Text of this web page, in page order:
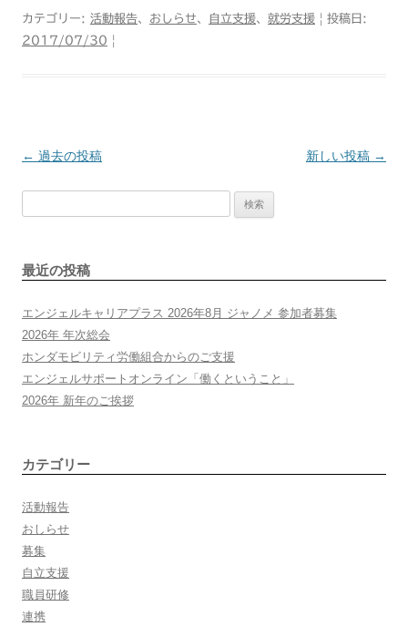
カテゴリー: 活動報告、 おしらせ、 自立支援、 就労支援 | 投稿日:
2017/07/30 |
投
ゲ
ー
ョ
ン
← 過去の投稿 新しい投稿 →
最近の投稿
エンジェルキャリアプラス 2026年8月 ジャノメ 参加者募集
2026年 年次総会
ホンダモビリティ労働組合からのご支援
エンジェルサポートオンライン「働くということ」
2026年 新年のご挨拶
カテゴリー
活動報告
おしらせ
募集
自立支援
職員研修
連携